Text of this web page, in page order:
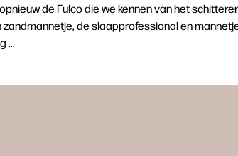
de Fulco die we kennen van het
zandmannetje, de slaapprofessional en
…